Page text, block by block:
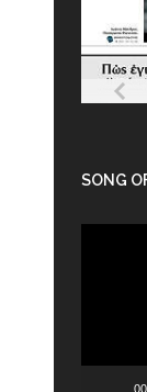
SONG